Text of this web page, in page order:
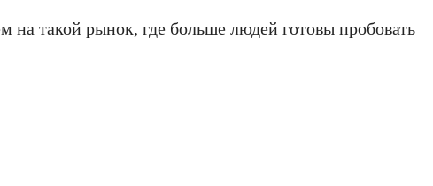
на такой рынок, где больше людей готовы пробовать